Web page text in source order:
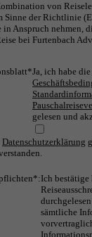
von
Sinne der Richtlinie
Anspruch nehmen,
bei Furtenbach
*Ja, ich habe die
gelesen und
Datenschutzerklärung
Ich
sämtliche